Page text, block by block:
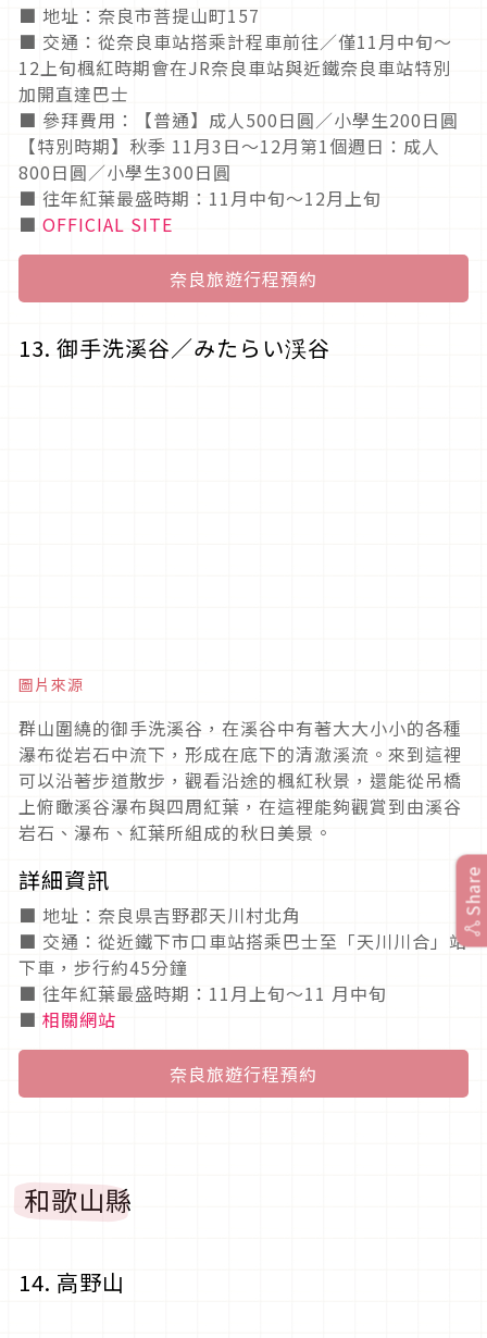
■ 地址：奈良市菩提山町157
■ 交通：從奈良車站搭乘計程車前往／僅11月中旬～
12上旬楓紅時期會在JR奈良車站與近鐵奈良車站特別
加開直達巴士
■ 參拜費用：【普通】成人500日圓／小學生200日圓
【特別時期】秋季 11月3日～12月第1個週日：成人
800日圓／小學生300日圓
■ 往年紅葉最盛時期：11月中旬～12月上旬
■ OFFICIAL SITE
奈良旅遊行程預約
13. 御手洗溪谷／みたらい渓谷
圖片來源
群山圍繞的御手洗溪谷，在溪谷中有著大大小小的各種
瀑布從岩石中流下，形成在底下的清澈溪流。來到這裡
可以沿著步道散步，觀看沿途的楓紅秋景，還能從吊橋
上俯瞰溪谷瀑布與四周紅葉，在這裡能夠觀賞到由溪谷
岩石、瀑布、紅葉所組成的秋日美景。
詳細資訊
■ 地址：奈良県吉野郡天川村北角
■ 交通：從近鐵下市口車站搭乘巴士至「天川川合」站
下車，步行約45分鐘
■ 往年紅葉最盛時期：11月上旬～11 月中旬
■ 相關網站
奈良旅遊行程預約
和歌山縣
14. 高野山
Share